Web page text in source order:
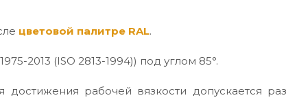
цветовой палитре RAL.
2013 (ISO 2813-1994)) под углом 85°.
достижения рабочей вязкости допускается